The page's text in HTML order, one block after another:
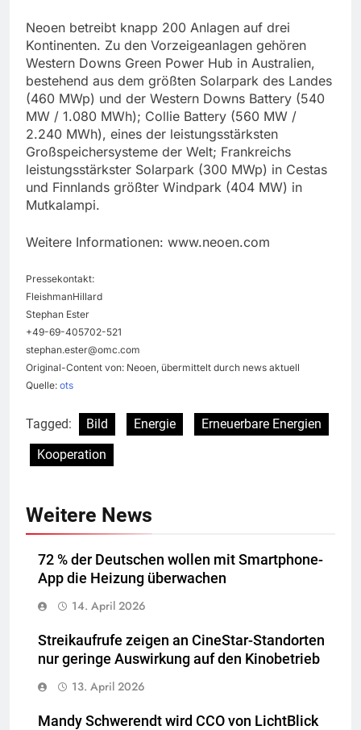
Neoen betreibt knapp 200 Anlagen auf drei
Kontinenten. Zu den Vorzeigeanlagen gehören
Western Downs Green Power Hub in Australien,
bestehend aus dem größten Solarpark des Landes
(460 MWp) und der Western Downs Battery (540
MW / 1.080 MWh); Collie Battery (560 MW /
2.240 MWh), eines der leistungsstärksten
Großspeichersysteme der Welt; Frankreichs
leistungsstärkster Solarpark (300 MWp) in Cestas
und Finnlands größter Windpark (404 MW) in
Mutkalampi.
Weitere Informationen: www.neoen.com
Pressekontakt:
FleishmanHillard
Stephan Ester
+49-69-405702-521
stephan.ester@omc.com
Original-Content von: Neoen, übermittelt durch news aktuell
Quelle: ots
Tagged: Bild Energie
Erneuerbare Energien
Kooperation
Weitere News
72 % der Deutschen wollen mit Smartphone-
App die Heizung überwachen
14. April 2026
Streikaufrufe zeigen an CineStar-Standorten
nur geringe Auswirkung auf den Kinobetrieb
13. April 2026
Mandy Schwerendt wird CCO von LichtBlick